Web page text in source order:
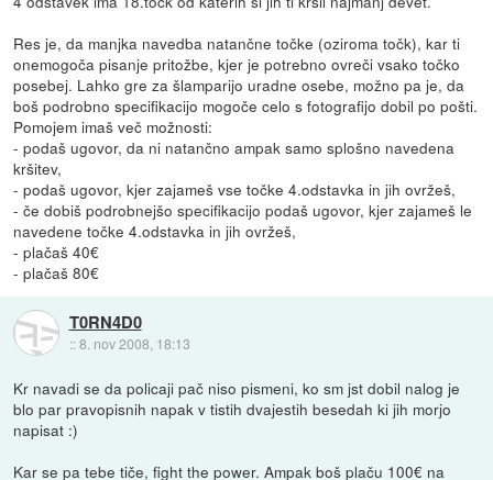
Res je, da manjka navedba natančne točke (oziroma točk), kar ti
onemogoča pisanje pritožbe, kjer je potrebno ovreči vsako točko
posebej. Lahko gre za šlamparijo uradne osebe, možno pa je, da
boš podrobno specifikacijo mogoče celo s fotografijo dobil po pošti.
Pomojem imaš več možnosti:
- podaš ugovor, da ni natančno ampak samo splošno navedena
kršitev,
- podaš ugovor, kjer zajameš vse točke 4.odstavka in jih ovržeš,
- če dobiš podrobnejšo specifikacijo podaš ugovor, kjer zajameš le
navedene točke 4.odstavka in jih ovržeš,
- plačaš 40€
- plačaš 80€
T0RN4D0
::8. nov 2008, 18:13
Kr navadi se da policaji pač niso pismeni, ko sm jst dobil nalog je
blo par pravopisnih napak v tistih dvajestih besedah ki jih morjo
napisat :)
Kar se pa tebe tiče, fight the power. Ampak boš plaču 100€ na